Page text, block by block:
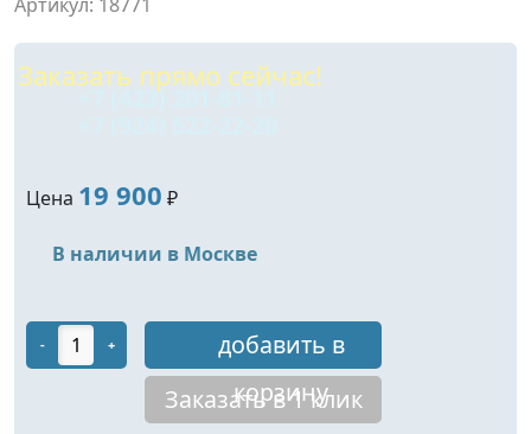
Заказать прямо сейчас!
+7 (423) 201-81-11
Цена 19 900 ₽
В наличии в Москве
- +
добавить в
корзину
Заказать в 1 клик